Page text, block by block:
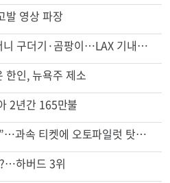
발 영상 파장
항공기 식기 카트 열었더니 구더기·곰팡이…LAX 기내식 업체 논란
한인, 뉴욕주 제소
2년간 165만불
“내가 운전한 게 아니다”…과속 티켓에 오토파일럿 탓한 운전자
하버드 3위